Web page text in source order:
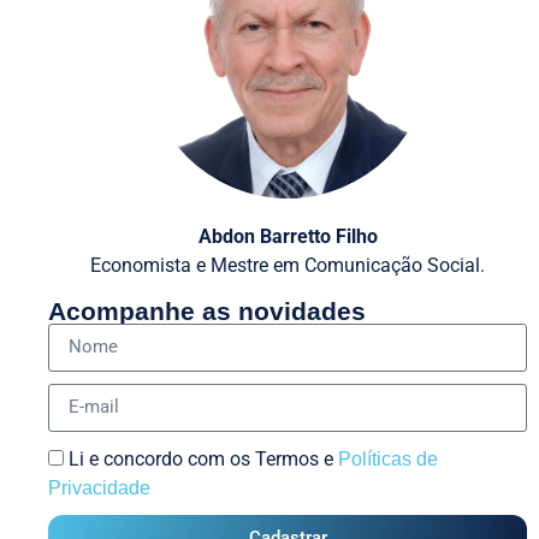
Abdon Barretto Filho
Economista e Mestre em Comunicação Social.
Acompanhe as novidades
Li e concordo com os Termos e Políticas de
Privacidade